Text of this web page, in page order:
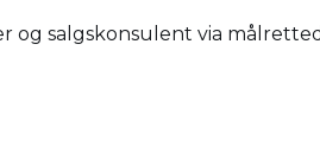
salgskonsulent via